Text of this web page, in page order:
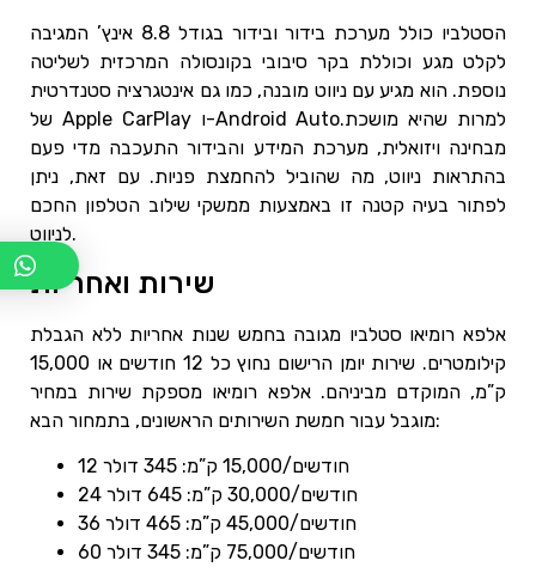
הסטלביו כולל מערכת בידור ובידור בגודל 8.8 אינץ’ המגיבה
לקלט מגע וכוללת בקר סיבובי בקונסולה המרכזית לשליטה
נוספת. הוא מגיע עם ניווט מובנה, כמו גם אינטגרציה סטנדרטית
של Apple CarPlay ו-Android Auto.למרות שהיא מושכת
מבחינה ויזואלית, מערכת המידע והבידור התעכבה מדי פעם
בהתראות ניווט, מה שהוביל להחמצת פניות. עם זאת, ניתן
לפתור בעיה קטנה זו באמצעות ממשקי שילוב הטלפון החכם
לניווט.
שירות ואחריות
אלפא רומיאו סטלביו מגובה בחמש שנות אחריות ללא הגבלת
קילומטרים. שירות יומן הרישום נחוץ כל 12 חודשים או 15,000
ק”מ, המוקדם מביניהם. אלפא רומיאו מספקת שירות במחיר
מוגבל עבור חמשת השירותים הראשונים, בתמחור הבא:
12 חודשים/15,000 ק”מ: 345 דולר
24 חודשים/30,000 ק”מ: 645 דולר
36 חודשים/45,000 ק”מ: 465 דולר
60 חודשים/75,000 ק”מ: 345 דולר